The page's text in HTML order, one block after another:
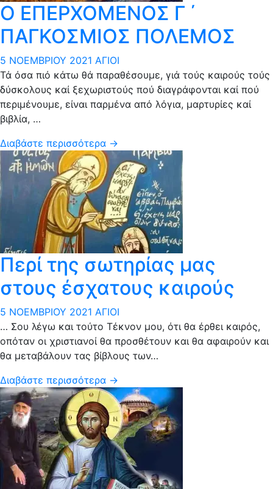
Ο ΕΠΕΡΧΟΜΕΝΟΣ Γ ΄
ΠΑΓΚΟΣΜΙΟΣ ΠΟΛΕΜΟΣ
5 ΝΟΕΜΒΡΊΟΥ 2021 ΆΓΙΟΙ
Τά όσα πιό κάτω θά παραθέσουμε, γιά τούς καιρούς τούς
δύσκολους καί ξεχωριστούς πού διαγράφονται καί πού
περιμένουμε, είναι παρμένα από λόγια, μαρτυρίες καί
βιβλία, …
Διαβάστε περισσότερα →
Περί της σωτηρίας μας
στους έσχατους καιρούς
5 ΝΟΕΜΒΡΊΟΥ 2021 ΆΓΙΟΙ
… Σου λέγω και τούτο Τέκνον μου, ότι θα έρθει καιρός,
οπόταν οι χριστιανοί θα προσθέτουν και θα αφαιρούν και
θα μεταβάλουν τας βίβλους των…
Διαβάστε περισσότερα →